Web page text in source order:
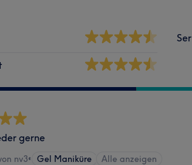
gerne
nv3• Gel Maniküre Alle anzeigen